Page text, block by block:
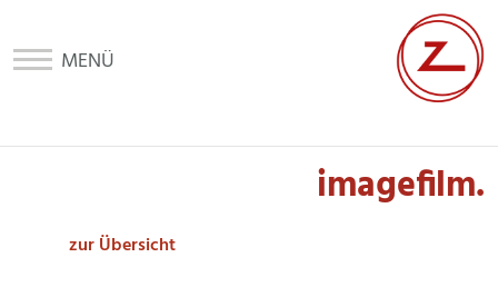
imagefilm.
zur Übersicht